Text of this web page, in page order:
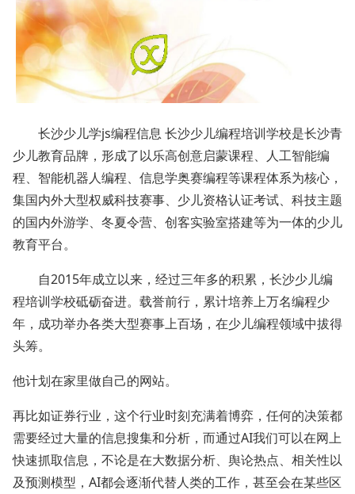
长沙少儿学js编程信息 长沙少儿编程培训学校是长沙青
少儿教育品牌，形成了以乐高创意启蒙课程、人工智能编
程、智能机器人编程、信息学奥赛编程等课程体系为核心，
集国内外大型权威科技赛事、少儿资格认证考试、科技主题
的国内外游学、冬夏令营、创客实验室搭建等为一体的少儿
教育平台。
自2015年成立以来，经过三年多的积累，长沙少儿编
程培训学校砥砺奋进。载誉前行，累计培养上万名编程少
年，成功举办各类大型赛事上百场，在少儿编程领域中拔得
头筹。
他计划在家里做自己的网站。
再比如证券行业，这个行业时刻充满着博弈，任何的决策都
需要经过大量的信息搜集和分析，而通过AI我们可以在网上
快速抓取信息，不论是在大数据分析、舆论热点、相关性以
及预测模型，AI都会逐渐代替人类的工作，甚至会在某些区